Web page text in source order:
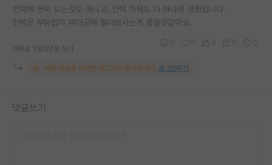
컨택에 돈이 드는것도 아니고, 컨택 자체도 다 하나의 경험입니다.
컨택은 부담없이 여러곳에 찔러보시는게 좋을것같아요.
대댓글 1개 대댓글 쓰기
해당 댓글을 보려면 로그인이 필요합니다. 로그인하기
댓글쓰기